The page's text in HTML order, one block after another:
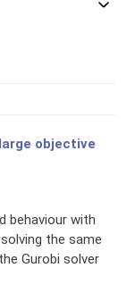
objective
behaviour with
the same
Gurobi solver